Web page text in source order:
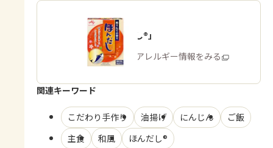
「ほんだし®」
商品・アレルギー情報をみる
関連キーワード
こだわり手作り 油揚げ にんじん
ご飯
主食
和風 ほんだし®